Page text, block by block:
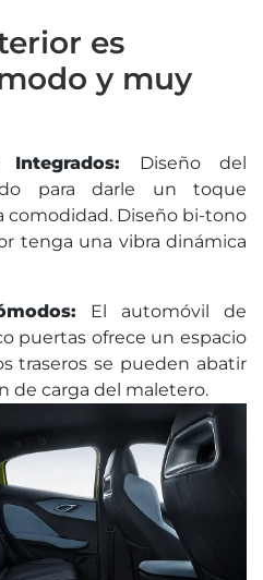
es
y muy
Diseño del
para darle un toque
comodidad. Diseño bi-tono
tenga una vibra dinámica
El automóvil de
puertas ofrece un espacio
traseros se pueden abatir
de carga del maletero.